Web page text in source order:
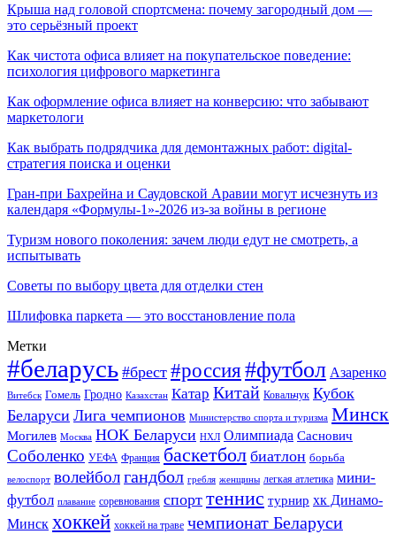
Крыша над головой спортсмена: почему загородный дом —
это серьёзный проект
Как чистота офиса влияет на покупательское поведение:
психология цифрового маркетинга
Как оформление офиса влияет на конверсию: что забывают
маркетологи
Как выбрать подрядчика для демонтажных работ: digital-
стратегия поиска и оценки
Гран-при Бахрейна и Саудовской Аравии могут исчезнуть из
календаря «Формулы-1»-2026 из-за войны в регионе
Туризм нового поколения: зачем люди едут не смотреть, а
испытывать
Советы по выбору цвета для отделки стен
Шлифовка паркета — это восстановление пола
Метки
#беларусь #брест #россия#футбол Азаренко
Витебск Гомель Гродно Казахстан Катар Китай Ковальчук Кубок
Беларуси Лига чемпионов Министерство спорта и туризма Минск
Могилев Москва НОК Беларуси НХЛ Олимпиада Саснович
Соболенко УЕФА Франция баскетбол биатлон борьба
велоспорт волейболгандбол гребля женщины легкая атлетика мини-
футбол плавание соревнования спорт теннис турнир хк Динамо-
Минск хоккей хоккей на траве чемпионат Беларуси